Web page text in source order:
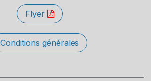
Flyer
Conditions générales